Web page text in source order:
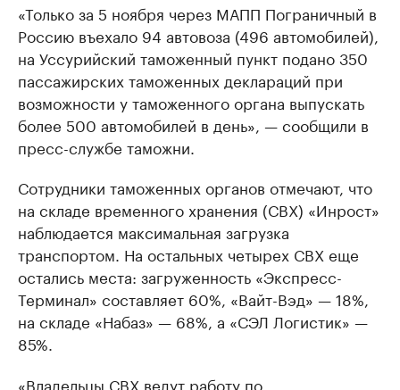
«Только за 5 ноября через МАПП Пограничный в
Россию въехало 94 автовоза (496 автомобилей),
на Уссурийский таможенный пункт подано 350
пассажирских таможенных деклараций при
возможности у таможенного органа выпускать
более 500 автомобилей в день», — сообщили в
пресс-службе таможни.
Сотрудники таможенных органов отмечают, что
на складе временного хранения (СВХ) «Инрост»
наблюдается максимальная загрузка
транспортом. На остальных четырех СВХ еще
остались места: загруженность «Экспресс-
Терминал» составляет 60%, «Вайт-Вэд» — 18%,
на складе «Набаз» — 68%, а «СЭЛ Логистик» —
85%.
«Владельцы СВХ ведут работу по